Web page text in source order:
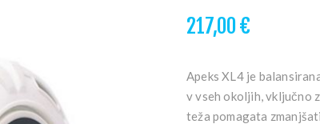
217,00 €
Apeks XL4 je
v vseh okoljih, vključno
teža pomagata